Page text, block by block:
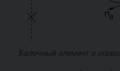
Балочный элемент в